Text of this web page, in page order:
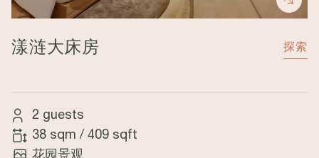
漾涟大床房 探索
2 guests
38 sqm / 409 sqft
花园景观